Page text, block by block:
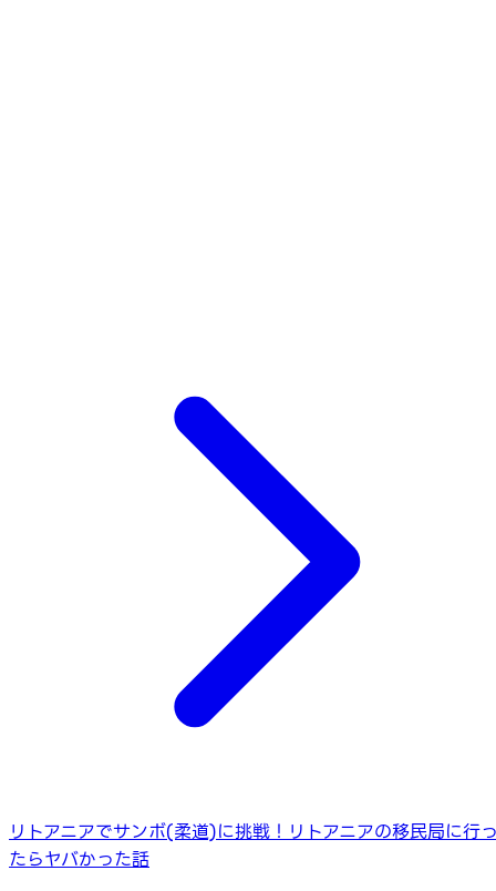
リトアニアでサンボ(柔道)に挑戦！ リトアニアの移民局に行
たらヤバかった話